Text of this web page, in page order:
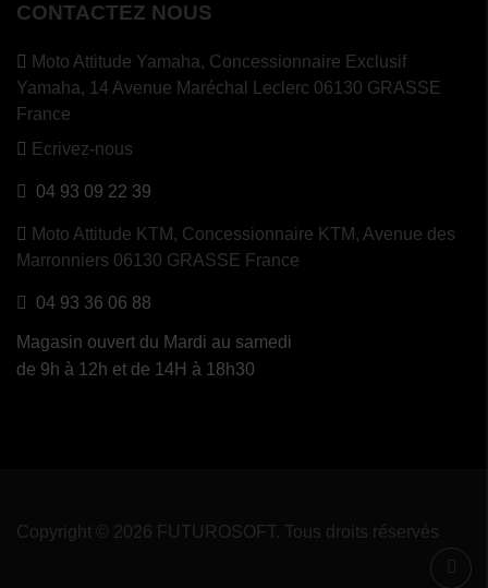
CONTACTEZ NOUS
Moto Attitude Yamaha, Concessionnaire Exclusif
Yamaha, 14 Avenue Maréchal Leclerc 06130 GRASSE
France
Ecrivez-nous
04 93 09 22 39
Moto Attitude KTM, Concessionnaire KTM, Avenue des
Marronniers 06130 GRASSE France
04 93 36 06 88
Magasin ouvert du Mardi au samedi
de 9h à 12h et de 14H à 18h30
Copyright © 2026 FUTUROSOFT. Tous droits réservés